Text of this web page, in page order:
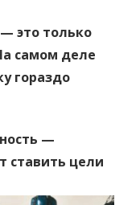
это только
самом деле
гораздо
—
ставить цели